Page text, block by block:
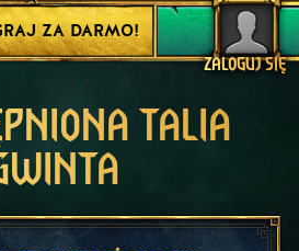
ZALOGUJ SIĘ
ZA DARMO!
TALIA